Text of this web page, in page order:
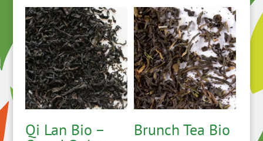
168,75 €
Qi Lan Bio – Brunch Tea Bio